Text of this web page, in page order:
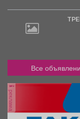
Все
реклама